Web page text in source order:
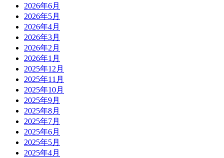
2026年6月
2026年5月
2026年4月
2026年3月
2026年2月
2026年1月
2025年12月
2025年11月
2025年10月
2025年9月
2025年8月
2025年7月
2025年6月
2025年5月
2025年4月